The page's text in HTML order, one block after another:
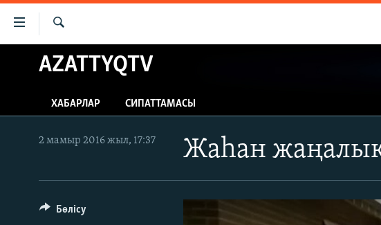
Accessibility
ЖАҢАЛЫҚТАР
AZATTYQTV
ҚАҢТАР ОҚИҒАСЫ
ӘЛЕМ
AZATTYQTV
ХАБАРЛАР СИПАТТАМАСЫ
Жаһан
2 мамыр 2016 жыл, 17:37
Бөлісу